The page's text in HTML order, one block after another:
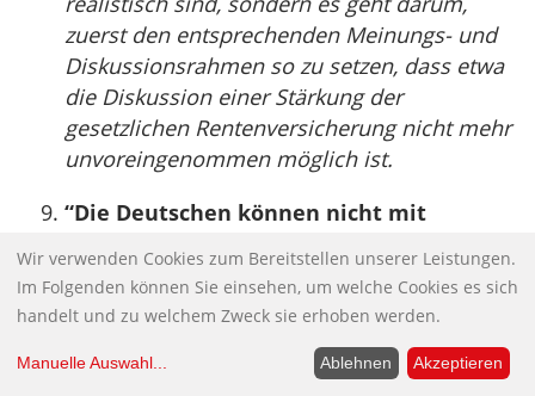
zuerst den entsprechenden Meinungs- und
Diskussionsrahmen so zu setzen, dass etwa
die Diskussion einer Stärkung der
gesetzlichen Rentenversicherung nicht mehr
unvoreingenommen möglich ist.
“Die Deutschen können nicht mit
Schulden umgehen”
Die steigenden Preise wecken in
Deutschland alte Ängste. Zu Recht? Nein,
sagt Historiker Carl-Ludwig Holtfrerich: Wir
haben die Zeit der Hyperinflation nicht
Wir verwenden Cookies zum Bereitstellen unserer Leistungen.
Im Folgenden können Sie einsehen, um welche Cookies es sich
handelt und zu welchem Zweck sie erhoben werden.
Manuelle Auswahl... Ablehnen Akzeptieren